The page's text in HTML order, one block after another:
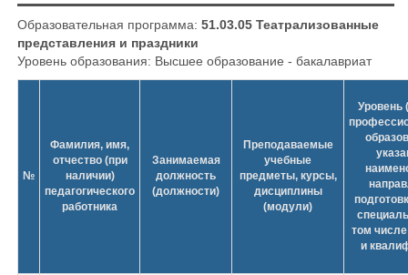
Образовательная программа: 51.03.05 Театрализованные
представления и праздники
Уровень образования: Высшее образование - бакалавриат
№
Фамилия, имя,
отчество (при
наличии)
педагогического
работника
Занимаемая
должность
(должности)
Преподаваемые
учебные
предметы, курсы,
дисциплины
(модули)
Уровень
том
и